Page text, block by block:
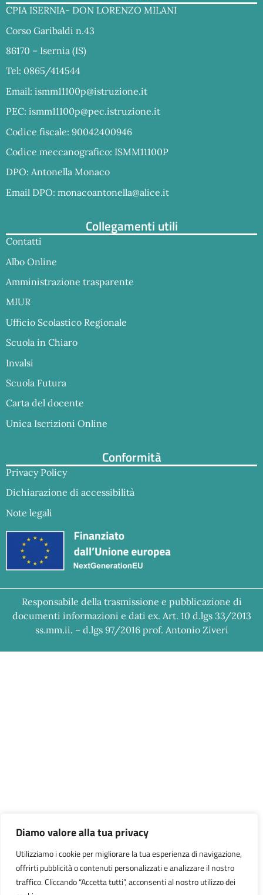
Diamo valore alla tua privacy
Utilizziamo i cookie per migliorare la tua esperienza di navigazione,
offrirti pubblicità o contenuti personalizzati e analizzare il nostro
traffico. Cliccando “Accetta tutti”, acconsenti al nostro utilizzo dei
CPIA ISERNIA- DON LORENZO MILANI
Corso Garibaldi n.43
86170 – Isernia (IS)
Tel: 0865/414544
Email: ismm11100p@istruzione.it
PEC: ismm11100p@pec.istruzione.it
Codice fiscale: 90042400946
Codice meccanografico: ISMM11100P
DPO: Antonella Monaco
Email DPO: monacoantonella@alice.it
Collegamenti utili
Contatti
Albo Online
Amministrazione trasparente
MIUR
Ufficio Scolastico Regionale
Scuola in Chiaro
Invalsi
Scuola Futura
Carta del docente
Unica Iscrizioni Online
Conformità
Privacy Policy
Dichiarazione di accessibilità
Note legali
Responsabile della trasmissione e pubblicazione di
documenti informazioni e dati ex. Art. 10 d.lgs 33/2013
ss.mm.ii. – d.lgs 97/2016 prof. Antonio Ziveri